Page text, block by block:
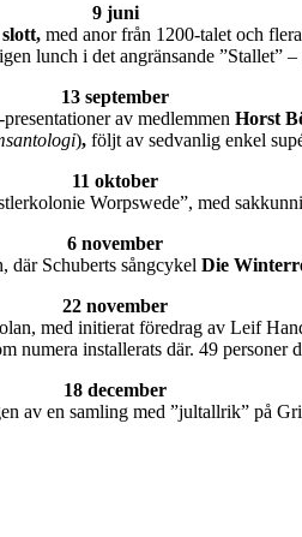
9 juni
med anor från 1200-talet och
lunch i det angränsande ”Stallet”
13 september
av medlemmen Horst
), följt av sedvanlig enkel
11 oktober
Worpswede”, med
6 november
där Schuberts sångcykel Die
22 november
med initierat föredrag av Leif
numera installerats där. 49 personer
18 december
av en samling med ”jultallrik” på